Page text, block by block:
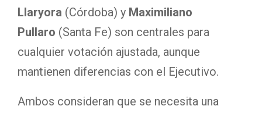
Llaryora (Córdoba) y Maximiliano
Pullaro (Santa Fe) son centrales para
cualquier votación ajustada, aunque
mantienen diferencias con el Ejecutivo.
Ambos consideran que se necesita una